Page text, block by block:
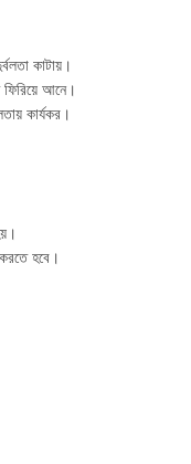
কাটায়।
আনে।
কার্যকর।
হবে।